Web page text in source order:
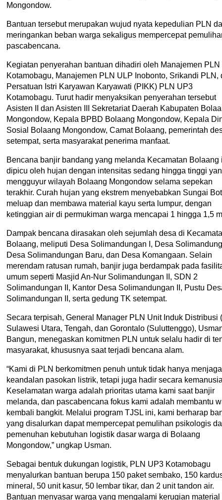
Mongondow.
Bantuan tersebut merupakan wujud nyata kepedulian PLN
meringankan beban warga sekaligus mempercepat
pascabencana.
Kegiatan penyerahan bantuan dihadiri oleh Manajemen PLN
Kotamobagu, Manajemen PLN ULP Inobonto, Srikandi PLN,
Persatuan Istri Karyawan Karyawati (PIKK) PLN UP3
Kotamobagu. Turut hadir menyaksikan penyerahan tersebut
Asisten II dan Asisten III Sekretariat Daerah Kabupaten
Mongondow, Kepala BPBD Bolaang Mongondow, Kepala
Sosial Bolaang Mongondow, Camat Bolaang, pemerintah
setempat, serta masyarakat penerima manfaat.
Bencana banjir bandang yang melanda Kecamatan Bolaang
dipicu oleh hujan dengan intensitas sedang hingga tinggi
mengguyur wilayah Bolaang Mongondow selama sepekan
terakhir. Curah hujan yang ekstrem menyebabkan Sungai
meluap dan membawa material kayu serta lumpur, dengan
ketinggian air di permukiman warga mencapai 1 hingga 1,5
Dampak bencana dirasakan oleh sejumlah desa di
Bolaang, meliputi Desa Solimandungan I, Desa
Desa Solimandungan Baru, dan Desa Komangaan. Selain
merendam ratusan rumah, banjir juga berdampak pada
umum seperti Masjid An-Nur Solimandungan II, SDN 2
Solimandungan II, Kantor Desa Solimandungan II, Pustu
Solimandungan II, serta gedung TK setempat.
Secara terpisah, General Manager PLN Unit Induk Distribusi
Sulawesi Utara, Tengah, dan Gorontalo (Suluttenggo),
Bangun, menegaskan komitmen PLN untuk selalu hadir di
masyarakat, khususnya saat terjadi bencana alam.
“Kami di PLN berkomitmen penuh untuk tidak hanya menjaga
keandalan pasokan listrik, tetapi juga hadir secara
Keselamatan warga adalah prioritas utama kami saat banjir
melanda, dan pascabencana fokus kami adalah membantu
kembali bangkit. Melalui program TJSL ini, kami berharap
yang disalurkan dapat mempercepat pemulihan psikologis
pemenuhan kebutuhan logistik dasar warga di Bolaang
Mongondow,” ungkap Usman.
Sebagai bentuk dukungan logistik, PLN UP3 Kotamobagu
menyalurkan bantuan berupa 150 paket sembako, 150
mineral, 50 unit kasur, 50 lembar tikar, dan 2 unit tandon air.
Bantuan menyasar warga yang mengalami kerugian material